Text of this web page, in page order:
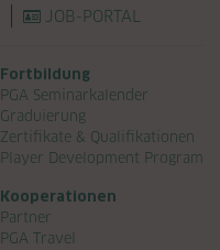
JOB-PORTAL
Fortbildung
PGA Seminarkalender
Graduierung
Zertifikate & Qualifikationen
Player Development Program
Kooperationen
Partner
PGA Travel